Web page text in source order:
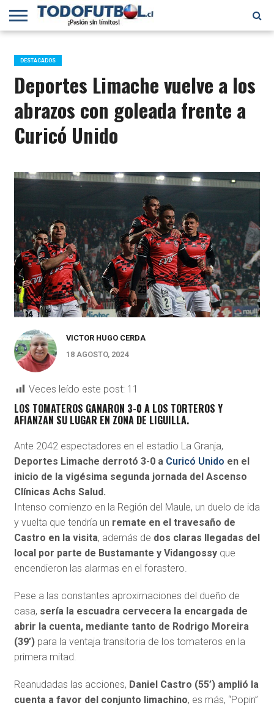
PRIMERA
B
SELECCIÓN
CHILENA
CHILENOS
EN EL
MUNDO
FÚTBOL
INTERNACIONAL
DESTACADOS
Deportes Limache vuelve a los
abrazos con goleada frente a
Curicó Unido
VICTOR HUGO CERDA
18 AGOSTO, 2024
Veces leído este post: 11
LOS TOMATEROS GANARON 3-0 A LOS TORTEROS Y
AFIANZAN SU LUGAR EN ZONA DE LIGUILLA.
Ante 2042 espectadores en el estadio La Granja,
Deportes Limache derrotó 3-0 a Curicó Unido en el
inicio de la vigésima segunda jornada del Ascenso
Clínicas Achs Salud.
Intenso comienzo en la Región del Maule, un duelo de ida
y vuelta que tendría un remate en el travesaño de
Castro en la visita, además de dos claras llegadas del
local por parte de Bustamante y Vidangossyque
encendieron las alarmas en el forastero.
Pese a las constantes aproximaciones del dueño de
casa, sería la escuadra cervecera la encargada de
abrir la cuenta, mediante tanto de Rodrigo Moreira
(39’)para la ventaja transitoria de los tomateros en la
primera mitad.
Reanudadas las acciones, Daniel Castro (55’) amplió la
cuenta a favor del conjunto limachino, es más, “Popin”